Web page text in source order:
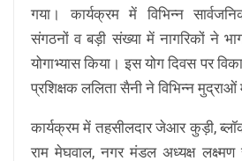
गया।कार्यक्रम में विभिन्न
संगठनों व बड़ी संख्या में नागरिकों ने
योगाभ्यास किया। इस योग दिवस पर
प्रशिक्षक ललिता सैनी ने विभिन्न मुद्राओं
कार्यक्रम में तहसीलदार जेआर कुड़ी,
राम मेघवाल, नगर मंडल अध्यक्ष